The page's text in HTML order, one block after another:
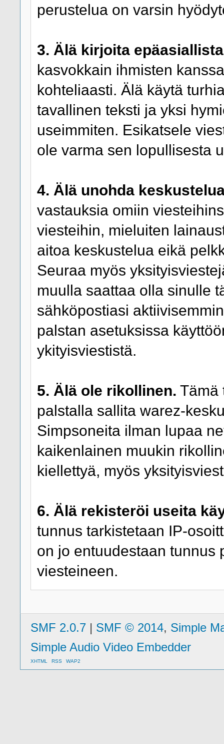
perustelua on varsin
3. Älä kirjoita
kasvokkain ihmisten
kohteliaasti. Älä käytä
tavallinen teksti ja yksi
useimmiten. Esikatsele
ole varma sen lopullisesta
4. Älä unohda
vastauksia omiin
viesteihin, mieluiten
aitoa keskustelua eikä
Seuraa myös
muulla saattaa olla sinulle
sähköpostiasi
palstan asetuksissa
ykityisviestistä.
5. Älä ole rikollinen. Tämä
palstalla sallita warez-
Simpsoneita ilman lupaa
kaikenlainen muukin
kiellettyä, myös
6. Älä rekisteröi useita
tunnus tarkistetaan IP-
on jo entuudestaan tunnus
viesteineen.
SMF 2.0.7 | SMF © 2014, Simple
Simple Audio Video Embedder
XHTML RSS WAP2